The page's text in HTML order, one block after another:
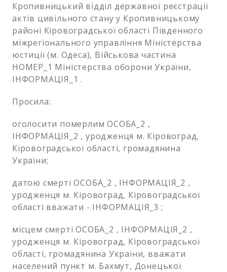
Кропивницький відділ державної реєстрації
актів цивільного стану у Кропивницькому
районі Кіровоградської області Південного
міжрегіонального управління Міністерства
юстиції (м. Одеса), Військова частина
НОМЕР_1 Міністерства оборони України,
ІНФОРМАЦІЯ_1 .
Просила:
оголосити померлим ОСОБА_2 ,
ІНФОРМАЦІЯ_2 , уродженця м. Кіровоград,
Кіровоградської області, громадянина
України;
датою смерті ОСОБА_2 , ІНФОРМАЦІЯ_2 ,
уродженця м. Кіровоград, Кіровоградської
області вважати - ІНФОРМАЦІЯ_3 ;
місцем смерті ОСОБА_2 , ІНФОРМАЦІЯ_2 ,
уродженця м. Кіровоград, Кіровоградської
області, громадянина України, вважати
населений пункт м. Бахмут, Донецької